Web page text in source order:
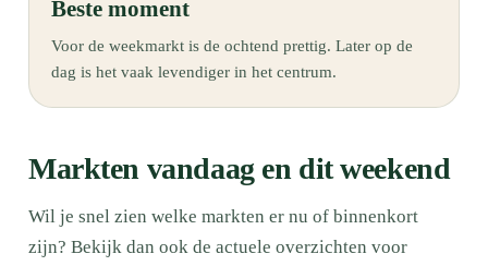
Beste moment
Voor de weekmarkt is de ochtend prettig. Later op de
dag is het vaak levendiger in het centrum.
Markten vandaag en dit weekend
Wil je snel zien welke markten er nu of binnenkort
zijn? Bekijk dan ook de actuele overzichten voor